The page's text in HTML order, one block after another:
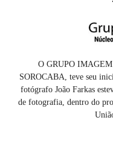
O GRUPO
SOROCABA, teve seu
fotógrafo João Farkas
de fotografia, dentro do